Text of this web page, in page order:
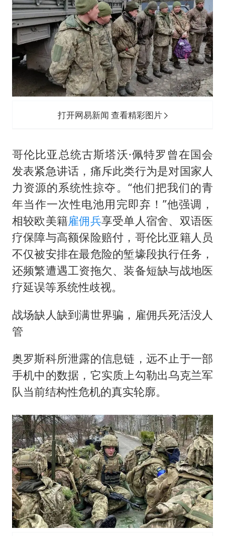
打开网易新闻 查看精彩图片
哥伦比亚总统古斯塔沃·佩特罗曾在国会
发表紧急讲话，痛斥此类行为是对国家人
力资源的系统性掠夺。“他们把我们的青
年当作一次性电池用完即弃！”他强调，
相较欧美籍雇佣兵享受单人宿舍、双语医
疗保障与高额保险赔付，哥伦比亚籍人员
不仅被安排在最危险的堑壕段执行任务，
还频繁遭遇工资拖欠、装备短缺与战地医
疗延误等系统性歧视。
战场缺人缺到满世界骗，雇佣兵死活没人
管
奥罗斯科所泄露的信息链，远不止于一部
手机中的数据，它实质上勾勒出乌克兰军
队当前结构性危机的真实轮廓。